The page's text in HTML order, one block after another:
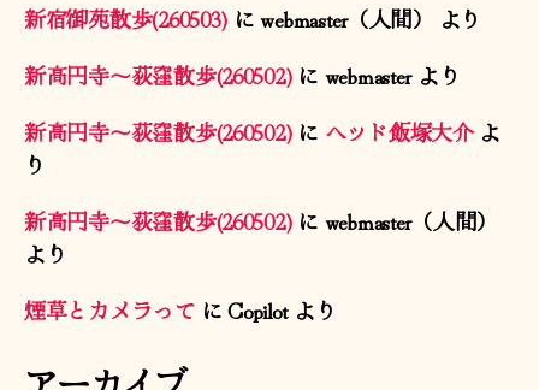
新宿御苑散歩(260503) にwebmaster（人間）
より
新高円寺〜荻窪散歩(260502)に webmasterより
新高円寺〜荻窪散歩(260502)に ヘッド飯塚大介よ
り
新高円寺〜荻窪散歩(260502)に webmaster（人間）
より
煙草とカメラってにCopilotより